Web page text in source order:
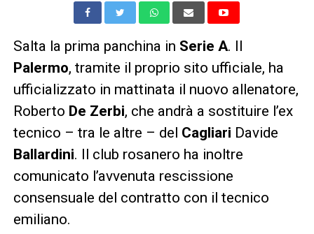
Salta la prima panchina in Serie A. Il
Palermo, tramite il proprio sito ufficiale, ha
ufficializzato in mattinata il nuovo allenatore,
Roberto De Zerbi, che andrà a sostituire l’ex
tecnico – tra le altre – del Cagliari Davide
Ballardini. Il club rosanero ha inoltre
comunicato l’avvenuta rescissione
consensuale del contratto con il tecnico
emiliano.